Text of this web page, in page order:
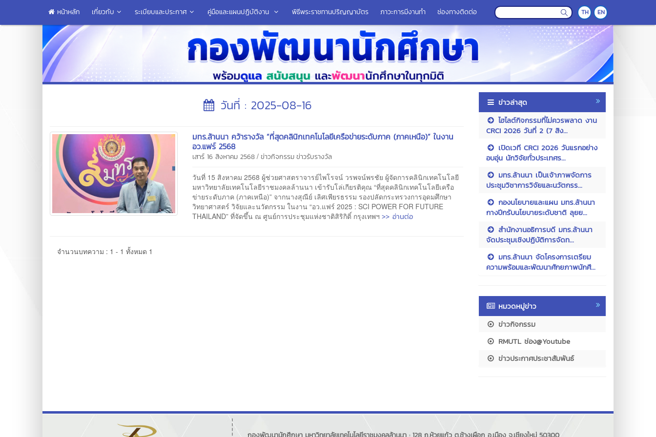
หน้าหลัก เกี่ยวกับ ระเบียบและประกาศ คู่มือและแผนปฏิบัติงาน พิธีพระราชทานปริญญาบัตร ภาวะการมีงานทำ ช่องทางติดต่อ TH EN
วันที่ : 2025-08-16
มทร.ล้านนา คว้ารางวัล “ที่สุดคลินิกเทคโนโลยีเครือข่ายระดับภาค (ภาคเหนือ)” ในงาน
อว.แฟร์ 2568
เสาร์ 16 สิงหาคม 2568 /ข่าวกิจกรรม ข่าวรับรางวัล
วันที่ 15 สิงหาคม 2568 ผู้ช่วยศาสตราจารย์ไพโรจน์ วรพจน์พรชัย ผู้จัดการคลินิกเทคโนโลยี
มหาวิทยาลัยเทคโนโลยีราชมงคลล้านนา เข้ารับโล่เกียรติคุณ “ที่สุดคลินิกเทคโนโลยีเครือ
ข่ายระดับภาค (ภาคเหนือ)” จากนางสุณีย์ เลิศเพียรธรรม รองปลัดกระทรวงการอุดมศึกษา
วิทยาศาสตร์ วิจัยและนวัตกรรม ในงาน “อว.แฟร์ 2025 : SCI POWER FOR FUTURE
THAILAND” ที่จัดขึ้น ณ ศูนย์การประชุมแห่งชาติสิริกิติ์ กรุงเทพฯ>> อ่านต่อ
จำนวนบทความ : 1 - 1 ทั้งหมด 1
ข่าวล่าสุด
ไฮไลต์กิจกรรมที่ไม่ควรพลาด งาน
CRCI 2026 วันที่ 2 (7 สิง...
เปิดเวที CRCI 2026 วันแรกอย่าง
อบอุ่น นักวิจัยทั่วประเทศร...
มทร.ล้านนา เป็นเจ้าภาพจัดการ
ประชุมวิชาการวิจัยและนวัตกรร...
กองนโยบายและแผน มทร.ล้านนา
กางปีกรับนโยบายระดับชาติ ลุยย...
สำนักงานอธิการบดี มทร.ล้านนา
จัดประชุมเชิงปฏิบัติการจัดท...
มทร.ล้านนา จัดโครงการเตรียม
ความพร้อมและพัฒนาศักยภาพนักศึ...
หมวดหมู่ข่าว
ข่าวกิจกรรม
RMUTL ช่อง@Youtube
ข่าวประกาศประชาสัมพันธ์